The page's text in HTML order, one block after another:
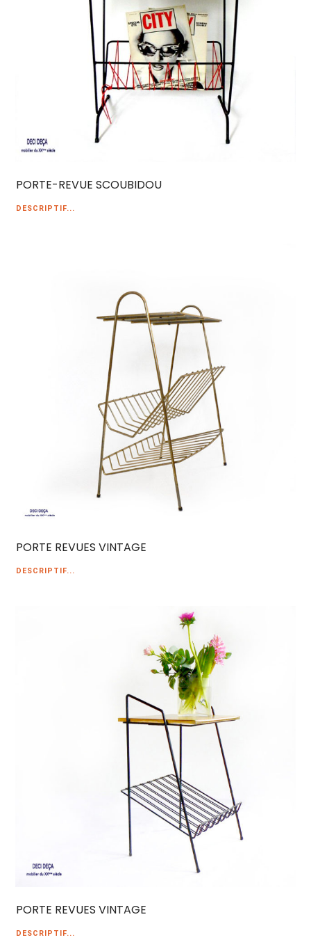
PORTE-REVUE SCOUBIDOU
DESCRIPTIF...
PORTE REVUES VINTAGE
DESCRIPTIF...
PORTE REVUES VINTAGE
DESCRIPTIF...